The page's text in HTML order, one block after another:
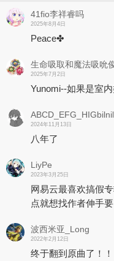
41fio李祥睿吗
2025年8月4日
Peace✤
生命吸取和魔法吸吮
2025年7月2日
Yunomi--如果是室
2024年11月13日
八年了
LiyPe
2023年3月25日
网易云最喜欢搞假
点就想找作者伸手要
波西米亚_Long
2022年2月12日
终于翻到原曲了！